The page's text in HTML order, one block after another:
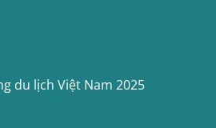
du lịch Việt Nam 2025